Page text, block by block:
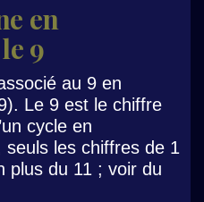
en
9
au 9 en
Le 9 est le chiffre
cycle en
les chiffres de 1
plus du 11 ; voir du